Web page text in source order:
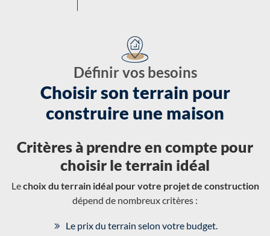
Définir vos besoins
Choisir son terrain pour
construire une maison
Critères à prendre en compte pour
choisir le terrain idéal
Lechoix du terrain idéal pour votre projet de construction
dépend de nombreux critères :
Le prix du terrain selon votre budget.